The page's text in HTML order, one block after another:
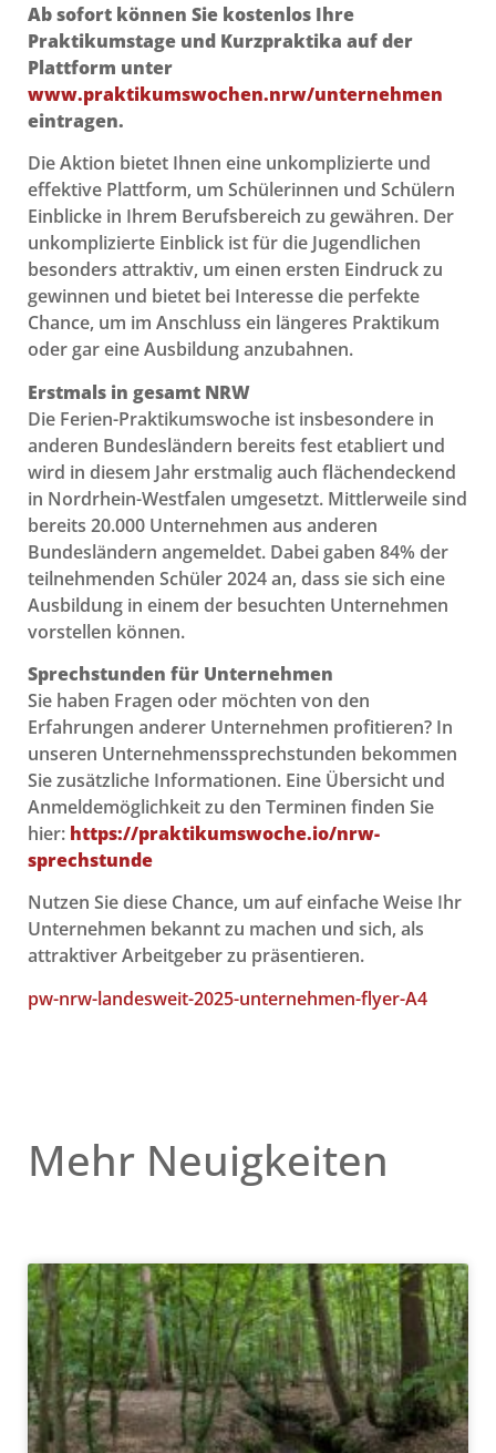
Ab sofort können Sie kostenlos Ihre
Praktikumstage und Kurzpraktika auf der
Plattform unter
www.praktikumswochen.nrw/unternehmen
eintragen.
Die Aktion bietet Ihnen eine unkomplizierte und
effektive Plattform, um Schülerinnen und Schülern
Einblicke in Ihrem Berufsbereich zu gewähren. Der
unkomplizierte Einblick ist für die Jugendlichen
besonders attraktiv, um einen ersten Eindruck zu
gewinnen und bietet bei Interesse die perfekte
Chance, um im Anschluss ein längeres Praktikum
oder gar eine Ausbildung anzubahnen.
Erstmals in gesamt NRW
Die Ferien-Praktikumswoche ist insbesondere in
anderen Bundesländern bereits fest etabliert und
wird in diesem Jahr erstmalig auch flächendeckend
in Nordrhein-Westfalen umgesetzt. Mittlerweile sind
bereits 20.000 Unternehmen aus anderen
Bundesländern angemeldet. Dabei gaben 84% der
teilnehmenden Schüler 2024 an, dass sie sich eine
Ausbildung in einem der besuchten Unternehmen
vorstellen können.
Sprechstunden für Unternehmen
Sie haben Fragen oder möchten von den
Erfahrungen anderer Unternehmen profitieren? In
unseren Unternehmenssprechstunden bekommen
Sie zusätzliche Informationen. Eine Übersicht und
Anmeldemöglichkeit zu den Terminen finden Sie
hier: https://praktikumswoche.io/nrw-
sprechstunde
Nutzen Sie diese Chance, um auf einfache Weise Ihr
Unternehmen bekannt zu machen und sich, als
attraktiver Arbeitgeber zu präsentieren.
pw-nrw-landesweit-2025-unternehmen-flyer-A4
Mehr Neuigkeiten